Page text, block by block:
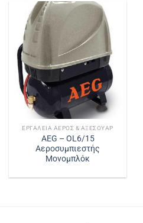
ΕΡΓΑΛΕΊΑ ΑΈΡΟΣ & ΑΞΕΣΟΥΆΡ
AEG – OL6/15
Αεροσυμπιεστής
Μονομπλόκ